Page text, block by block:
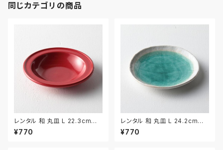
同じカテゴリの商品
レンタル 和 丸皿 L 22.3cm｜
WML028
¥770
レンタル 和 丸皿 L 24.2cm｜
WML030
¥770